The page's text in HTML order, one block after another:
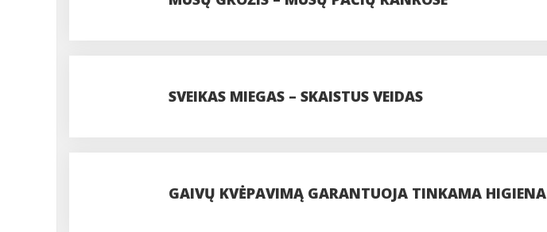
SVEIKAS MIEGAS – SKAISTUS VEIDAS
GAIVŲ KVĖPAVIMĄ GARANTUOJA TINKAMA HIGIENA